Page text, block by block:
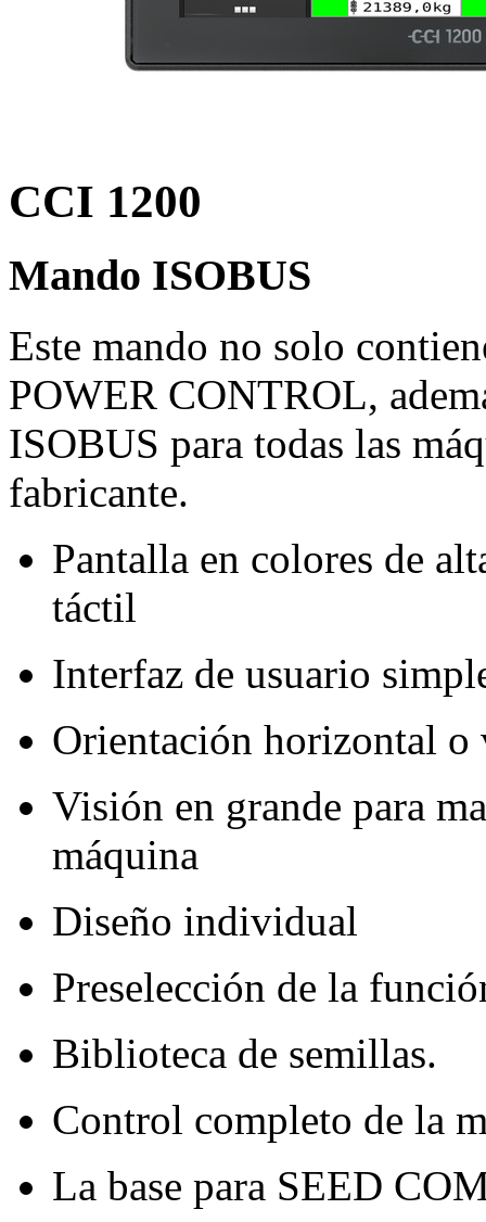
CCI 1200
Mando ISOBUS
Este mando no solo
POWER CONTROL,
ISOBUS para todas las
fabricante.
Pantalla en colores de
táctil
Interfaz de usuario
Orientación horizontal o
Visión en grande para
máquina
Diseño individual
Preselección de la
Biblioteca de semillas.
Control completo de la
La base para SEED